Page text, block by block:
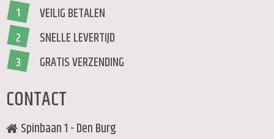
1 VEILIG BETALEN
2 SNELLE LEVERTIJD
3 GRATIS VERZENDING
CONTACT
Spinbaan 1 - Den Burg